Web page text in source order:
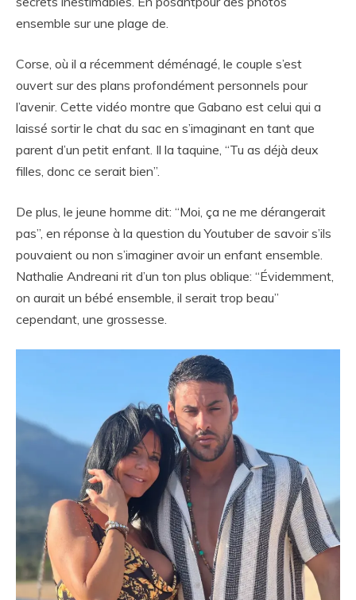
ensemble sur une plage de.
Corse, où il a récemment déménagé, le couple s’est
ouvert sur des plans profondément personnels pour
l’avenir. Cette vidéo montre que Gabano est celui qui a
laissé sortir le chat du sac en s’imaginant en tant que
parent d’un petit enfant. Il la taquine, “Tu as déjà deux
filles, donc ce serait bien”.
De plus, le jeune homme dit: “Moi, ça ne me dérangerait
pas”, en réponse à la question du Youtuber de savoir s’ils
pouvaient ou non s’imaginer avoir un enfant ensemble.
Nathalie Andreani rit d’un ton plus oblique: “Évidemment,
on aurait un bébé ensemble, il serait trop beau”
cependant, une grossesse.